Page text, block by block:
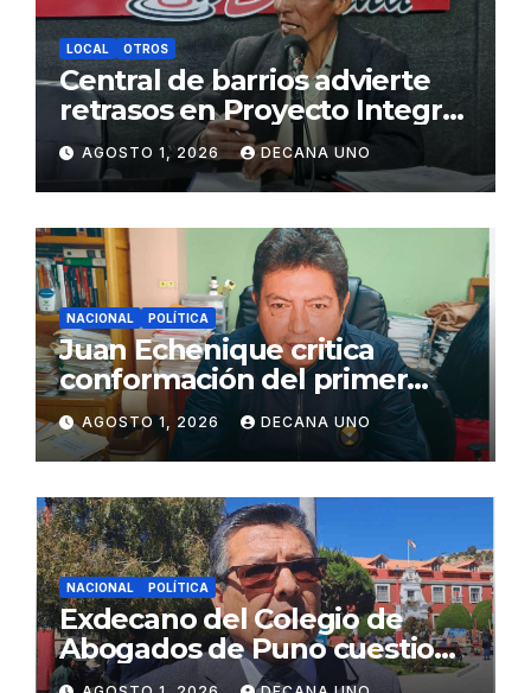
LOCAL OTROS
Central de barrios advierte
retrasos en Proyecto Integral
de Agua y Alcantarillado para
Juliaca
AGOSTO 1, 2026 DECANA UNO
NACIONAL POLÍTICA
Juan Echenique critica
conformación del primer
gabinete ministerial de Keiko
Fujimori
AGOSTO 1, 2026 DECANA UNO
NACIONAL POLÍTICA
Exdecano del Colegio de
Abogados de Puno cuestiona
propuestas sobre seguridad